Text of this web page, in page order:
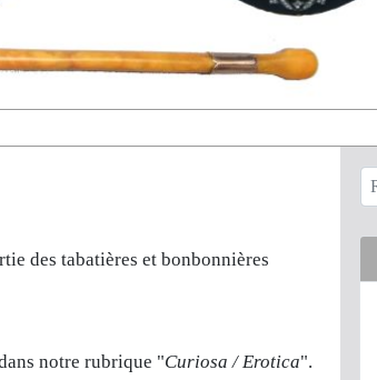
des tabatières et bonbonnières
notre rubrique "Curiosa / Erotica".